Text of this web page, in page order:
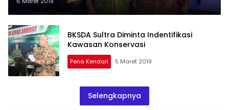
BKSDA Sultra Diminta Indentifikasi
Kawasan Konservasi
Pena Kendari 5 Maret 2019
Selengkapnya